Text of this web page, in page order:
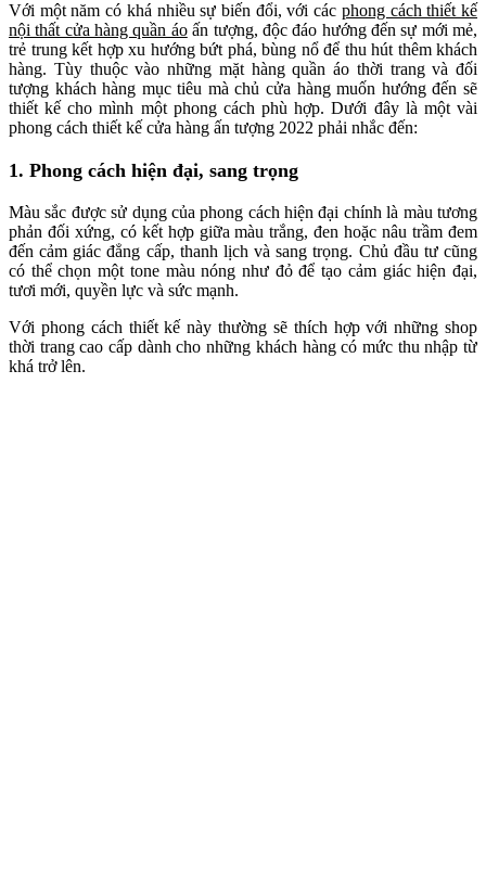
Với một năm có khá nhiều sự biến đổi, với các phong cách thiết kế
nội thất cửa hàng quần áoấn tượng, độc đáo hướng đến sự mới mẻ,
trẻ trung kết hợp xu hướng bứt phá, bùng nổ để thu hút thêm khách
hàng. Tùy thuộc vào những mặt hàng quần áo thời trang và đối
tượng khách hàng mục tiêu mà chủ cửa hàng muốn hướng đến sẽ
thiết kế cho mình một phong cách phù hợp. Dưới đây là một vài
phong cách thiết kế cửa hàng ấn tượng 2022 phải nhắc đến:
1. Phong cách hiện đại, sang trọng
Màu sắc được sử dụng của phong cách hiện đại chính là màu tương
phản đối xứng, có kết hợp giữa màu trắng, đen hoặc nâu trầm đem
đến cảm giác đẳng cấp, thanh lịch và sang trọng. Chủ đầu tư cũng
có thể chọn một tone màu nóng như đỏ để tạo cảm giác hiện đại,
tươi mới, quyền lực và sức mạnh.
Với phong cách thiết kế này thường sẽ thích hợp với những shop
thời trang cao cấp dành cho những khách hàng có mức thu nhập từ
khá trở lên.